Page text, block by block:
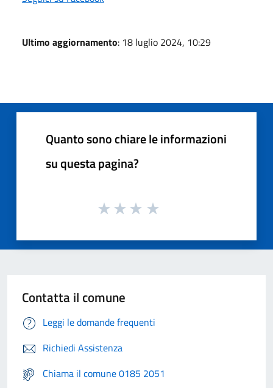
Ultimo aggiornamento: 18 luglio 2024, 10:29
Quanto sono chiare le informazioni
su questa pagina?
Contatta il comune
Leggi le domande frequenti
Richiedi Assistenza
Chiama il comune 0185 2051